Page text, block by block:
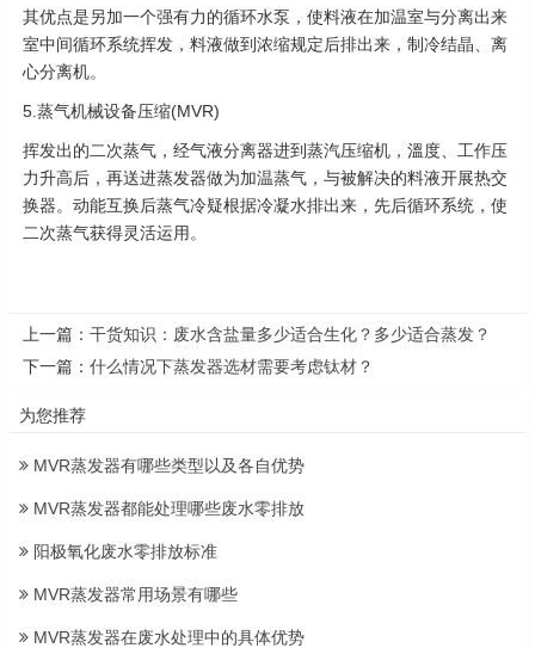
其优点是另加一个强有力的循环水泵，使料液在加温室与分离出来
室中间循环系统挥发，料液做到浓缩规定后排出来，制冷结晶、离
心分离机。
5.蒸气机械设备压缩(MVR)
挥发出的二次蒸气，经气液分离器进到蒸汽压缩机，溫度、工作压
力升高后，再送进蒸发器做为加温蒸气，与被解决的料液开展热交
换器。动能互换后蒸气冷疑根据冷凝水排出来，先后循环系统，使
二次蒸气获得灵活运用。
上一篇： 干货知识：废水含盐量多少适合生化？多少适合蒸发？
下一篇： 什么情况下蒸发器选材需要考虑钛材？
为您推荐
MVR蒸发器有哪些类型以及各自优势
MVR蒸发器都能处理哪些废水零排放
阳极氧化废水零排放标准
MVR蒸发器常用场景有哪些
MVR蒸发器在废水处理中的具体优势